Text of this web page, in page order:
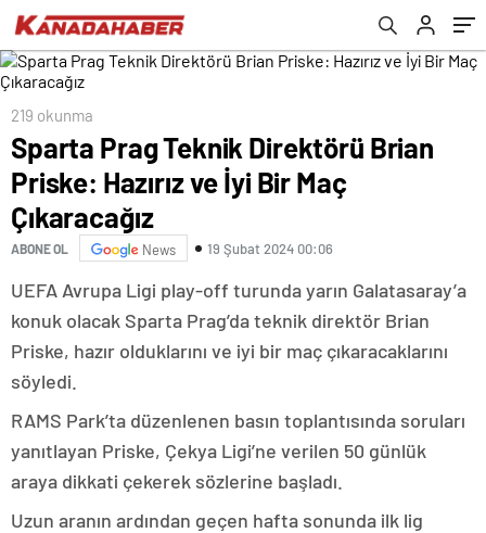
219 okunma
Sparta Prag Teknik Direktörü Brian
Priske: Hazırız ve İyi Bir Maç
Çıkaracağız
ABONE OL News 19 Şubat 2024 00:06
UEFA Avrupa Ligi play-off turunda yarın Galatasaray’a
konuk olacak Sparta Prag’da teknik direktör Brian
Priske, hazır olduklarını ve iyi bir maç çıkaracaklarını
söyledi.
RAMS Park’ta düzenlenen basın toplantısında soruları
yanıtlayan Priske, Çekya Ligi’ne verilen 50 günlük
araya dikkati çekerek sözlerine başladı.
Uzun aranın ardından geçen hafta sonunda ilk lig